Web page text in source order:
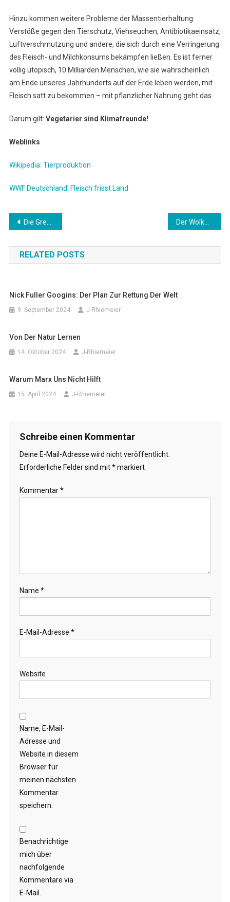
Hinzu kommen weitere Probleme der Massentierhaltung:
Verstöße gegen den Tierschutz, Viehseuchen, Antibiotikaeinsatz,
Luftverschmutzung und andere, die sich durch eine Verringerung
des Fleisch- und Milchkonsums bekämpfen ließen. Es ist ferner
völlig utopisch, 10 Milliarden Menschen, wie sie wahrscheinlich
am Ende unseres Jahrhunderts auf der Erde leben werden, mit
Fleisch satt zu bekommen – mit pflanzlicher Nahrung geht das.
Darum gilt: Vegetarier sind Klimafreunde!
Weblinks
Wikipedia: Tierproduktion
WWF Deutschland: Fleisch frisst Land
Beitragsnavigation
Die Grenzen der Bioenergie
RELATED POSTS
Nick Fuller Googins: Der Plan Zur Rettung Der Welt
9. September 2024 J-Rhiemeier
Von Der Natur Lernen
14. Oktober 2024 J-Rhiemeier
Warum Marx Uns Nicht Hilft
15. April 2024 J-Rhiemeier
Schreibe einen Kommentar
Deine E-Mail-Adresse wird nicht veröffentlicht.
Erforderliche Felder sind mit*markiert
Kommentar*
Name *
E-Mail-Adresse *
Website
Name, E-Mail-
Adresse und
Website in diesem
Browser für
meinen nächsten
Kommentar
speichern.
Benachrichtige
mich über
nachfolgende
Kommentare via
E-Mail.